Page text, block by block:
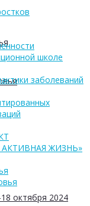
октября 2024
школе
заболеваний
ЖИЗНЬ»